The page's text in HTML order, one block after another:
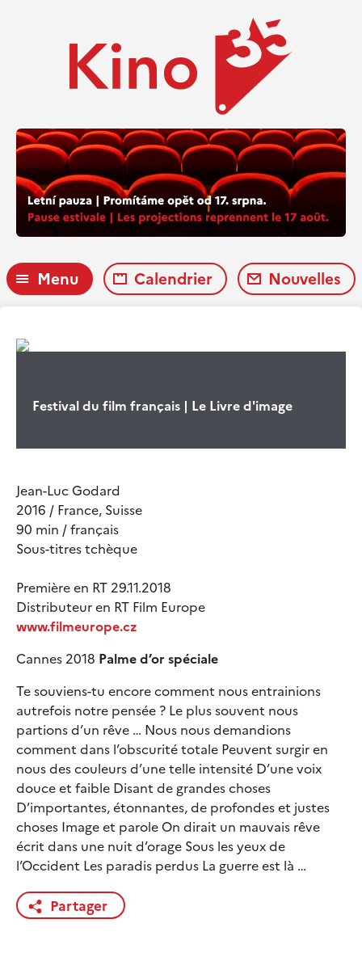
Menu Calendrier Nouvelles
Festival du film français | Le Livre d'image
Jean-Luc Godard
2016 / France, Suisse
90 min / français
Sous-titres tchèque
Première en RT 29.11.2018
Distributeur en RT Film Europe
www.filmeurope.cz
Cannes 2018 Palme d’or spéciale
Te souviens-tu encore comment nous entrainions
autrefois notre pensée ? Le plus souvent nous
partions d’un rêve … Nous nous demandions
comment dans l’obscurité totale Peuvent surgir en
nous des couleurs d’une telle intensité D’une voix
douce et faible Disant de grandes choses
D’importantes, étonnantes, de profondes et justes
choses Image et parole On dirait un mauvais rêve
écrit dans une nuit d’orage Sous les yeux de
l’Occident Les paradis perdus La guerre est là …
Partager